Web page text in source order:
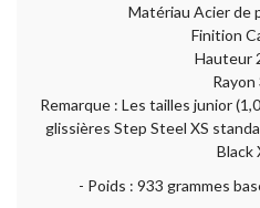
Matériau Acier de
Finition
Hauteur
Rayon
Remarque : Les tailles junior
glissières Step Steel XS
Black
- Poids : 933 grammes